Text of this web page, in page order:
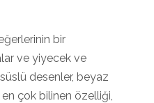
bir
ve yiyecek ve
desenler, beyaz
çok bilinen özelliği,